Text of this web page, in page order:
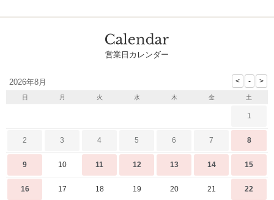
営業日カレンダー
2026年8月
日 月 火 水 木 金 土
1
2 3 4 5 6 7 8
9 10 11 12 13 14 15
16 17 18 19 20 21 22